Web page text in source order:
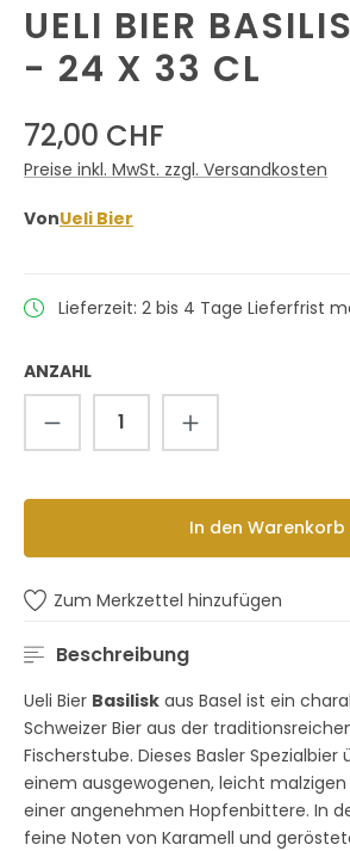
UELI BIER
- 24 X 33 CL
72,00 CHF
Preise inkl. MwSt. zzgl. Versandkosten
VonUeli Bier
Lieferzeit: 2 bis 4 Tage Lieferfrist
ANZAHL
Produkt Anzahl: Gib
In den Warenkorb
Zum Merkzettel hinzufügen
Beschreibung
Ueli Bier Basilisk aus Basel ist ein
Schweizer Bier aus der
Fischerstube. Dieses Basler
einem ausgewogenen, leicht
einer angenehmen Hopfenbittere. In
feine Noten von Karamell und